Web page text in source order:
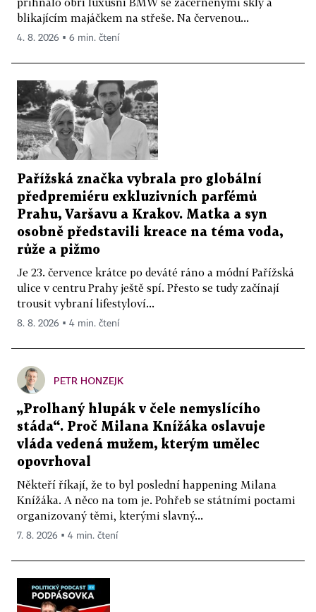
blikajícím majáčkem na střeše. Na červenou...
4. 8. 2026 ▪ 6 min. čtení
Pařížská značka vybrala pro globální
předpremiéru exkluzivních parfémů
Prahu, Varšavu a Krakov. Matka a syn
osobně představili kreace na téma voda,
růže a pižmo
Je 23. července krátce po deváté ráno a módní Pařížská
ulice v centru Prahy ještě spí. Přesto se tudy začínají
trousit vybraní lifestyloví...
8. 8. 2026 ▪ 4 min. čtení
PETR HONZEJK
„Prolhaný hlupák v čele nemyslícího
stáda“. Proč Milana Knížáka oslavuje
vláda vedená mužem, kterým umělec
opovrhoval
Někteří říkají, že to byl poslední happening Milana
Knížáka. A něco na tom je. Pohřeb se státními poctami
organizovaný těmi, kterými slavný...
7. 8. 2026 ▪ 4 min. čtení